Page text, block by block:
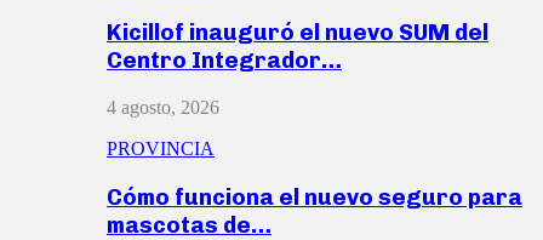
Kicillof inauguró el nuevo SUM del
Centro Integrador…
4 agosto, 2026
PROVINCIA
Cómo funciona el nuevo seguro para
mascotas de…